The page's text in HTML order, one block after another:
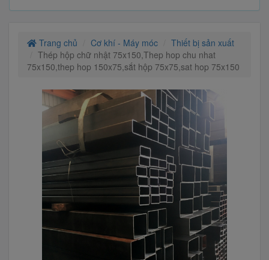
Trang chủ Cơ khí - Máy móc
Thiết bị sản xuất
Thép hộp chữ nhật 75x150,Thep hop chu nhat
75x150,thep hop 150x75,sắt hộp 75x75,sat hop 75x150